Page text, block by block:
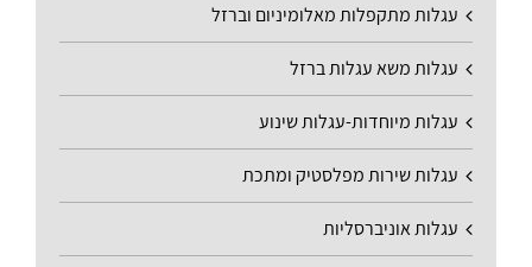
עגלות מתקפלות מאלומיניום וברזל
עגלות משא עגלות ברזל
עגלות מיוחדות-עגלות שינוע
עגלות שירות מפלסטיק ומתכת
עגלות אוניברסליות